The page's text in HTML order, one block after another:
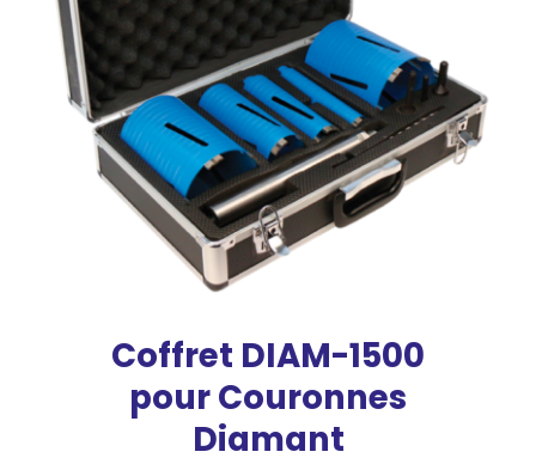
Coffret DIAM-1500
pour Couronnes
Diamant